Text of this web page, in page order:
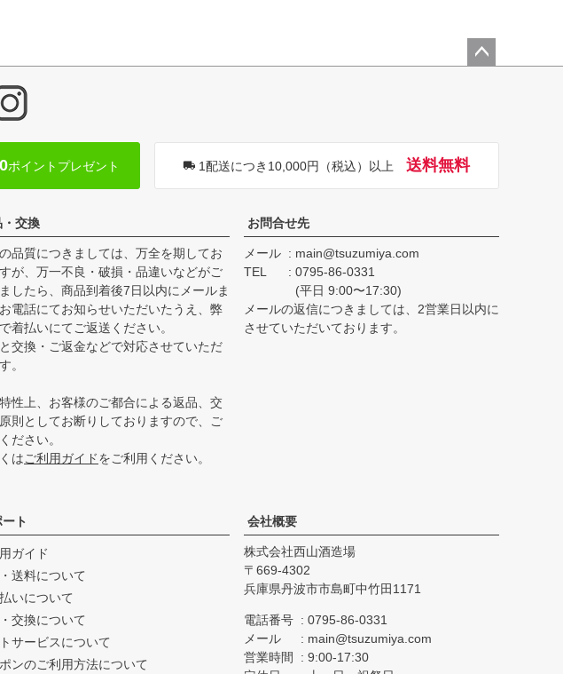
ポイントプレゼント 1配送につき10,000円（税込）以上送料無料
・交換
品質につきましては、万全を期してお
が、万一不良・破損・品違いなどがご
したら、商品到着後7日以内にメールま
電話にてお知らせいただいたうえ、弊
着払いにてご返送ください。
交換・ご返金などで対応させていただ
。
性上、お客様のご都合による返品、交
則としてお断りしておりますので、ご
ださい。
はご利用ガイドをご利用ください。
お問合せ先
メール
main@tsuzumiya.com
TEL
0795-86-0331
(平日 9:00〜17:30)
メールの返信につきましては、2営業日以内に
させていただいております。
ト
ガイド
送料について
いについて
交換について
サービスについて
ンのご利用方法について
会社概要
株式会社西山酒造場
669-4302
兵庫県丹波市市島町中竹田1171
電話番号
0795-86-0331
メール
main@tsuzumiya.com
営業時間
9:00-17:30